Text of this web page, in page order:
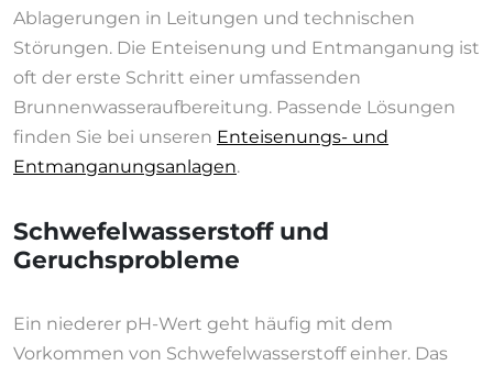
Ablagerungen in Leitungen und technischen
Störungen. Die Enteisenung und Entmanganung ist
oft der erste Schritt einer umfassenden
Brunnenwasseraufbereitung. Passende Lösungen
finden Sie bei unseren Enteisenungs- und
Entmanganungsanlagen.
Schwefelwasserstoff und
Geruchsprobleme
Ein niederer pH-Wert geht häufig mit dem
Vorkommen von Schwefelwasserstoff einher. Das